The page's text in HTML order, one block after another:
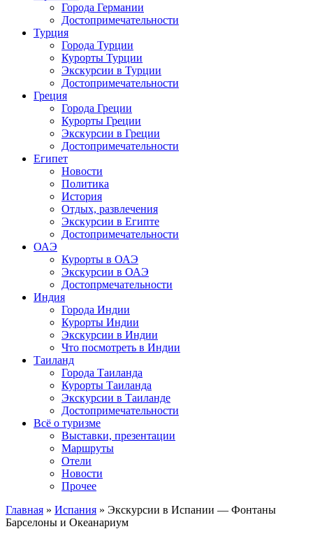
Города Германии
Достопримечательности
Турция
Города Турции
Курорты Турции
Экскурсии в Турции
Достопримечательности
Греция
Города Греции
Курорты Греции
Экскурсии в Греции
Достопримечательности
Египет
Новости
Политика
История
Отдых, развлечения
Экскурсии в Египте
Достопримечательности
ОАЭ
Курорты в ОАЭ
Экскурсии в ОАЭ
Достопрмечательности
Индия
Города Индии
Курорты Индии
Экскурсии в Индии
Что посмотреть в Индии
Таиланд
Города Таиланда
Курорты Таиланда
Экскурсии в Таиланде
Достопримечательности
Всё о туризме
Выставки, презентации
Маршруты
Отели
Новости
Прочее
Главная » Испания » Экскурсии в Испании — Фонтаны
Барселоны и Океанариум